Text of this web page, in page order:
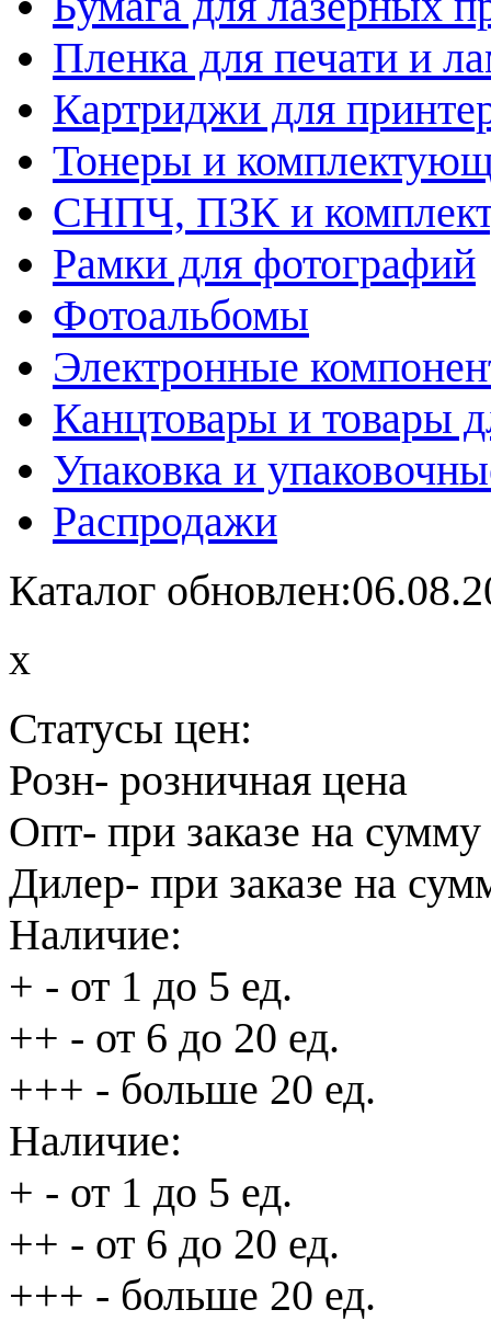
Пленка для печати и
Картриджи для
Тонеры и
СНПЧ, ПЗК и
Рамки для фотографий
Фотоальбомы
Электронные
Канцтовары и товары
Упаковка и
Распродажи
Каталог
x
Статусы цен:
Розн- розничная цена
Опт- при заказе на
Дилер- при заказе на
Наличие:
+ - от 1 до 5 ед.
++ - от 6 до 20 ед.
+++ - больше 20 ед.
Наличие:
+ - от 1 до 5 ед.
++ - от 6 до 20 ед.
+++ - больше 20 ед.